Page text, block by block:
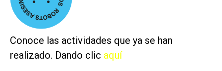
Conoce las actividades que ya se han
realizado. Dando clic aquí